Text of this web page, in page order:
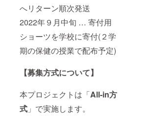
へリターン順次発送
2022年９月中旬 … 寄付用
ショーツを学校に寄付(２学
期の保健の授業で配布予定)
【募集方式について】
本プロジェクトは「All-in方
式 」で実施します。